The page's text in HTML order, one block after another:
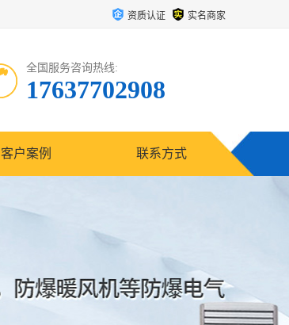
资质认证 实名商家
全国服务咨询热线:
17637702908
客户案例 联系方式